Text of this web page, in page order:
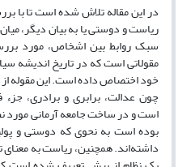
در این مقاله تلاش شده است تا با
ریاست و دوستی یا به بیان دیگر،
سبک روابط بین اشخاص، مورد
مقولاتی است که در تاریخ اندیشه
خود اختصاص داده است. این مقوله از
چون عدالت،‌ برابری و برادری،
است و در ساخت جامعه آرمانی مورد
بوده است به نحوی که دوستی و
داشته‌اند. همچنین، ریاست به